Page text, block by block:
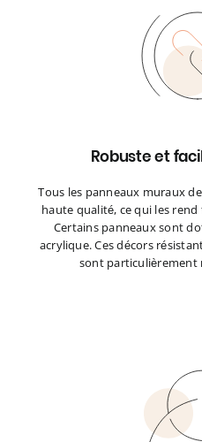
Robuste et
Tous les panneaux muraux
haute qualité, ce qui les
Certains panneaux sont
acrylique. Ces décors
sont particulièrement